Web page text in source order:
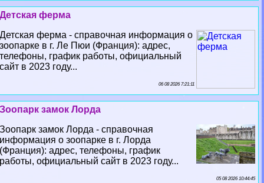
Детская ферма
Детская ферма - справочная информация о
зоопарке в г. Ле Пюи (Франция): адрес,
телефоны, график работы, официальный
сайт в 2023 году...
06 08 2026 7:21:11
Зоопарк замок Лорда
Зоопарк замок Лорда - справочная
информация о зоопарке в г. Лорда
(Франция): адрес, телефоны, график
работы, официальный сайт в 2023 году...
05 08 2026 10:44:45